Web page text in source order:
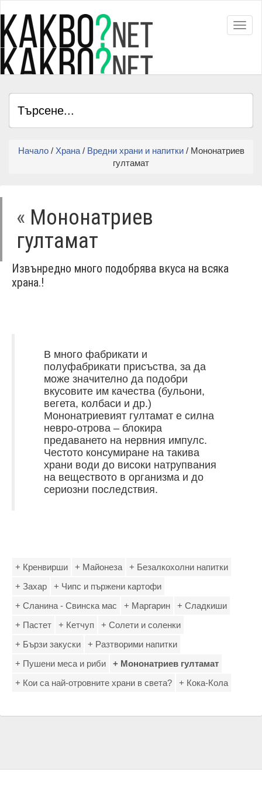
Начало/ Храна/ Вредни храни и напитки/ Мононатриев
гултамат
« Мононатриев
гултамат
Извънредно много подобрява вкуса на всяка
храна.!
В много фабрикати и
полуфабрикати присъства, за да
може значително да подобри
вкусовите им качества (бульони,
вегета, колбаси и др.)
Мононатриевият гултамат е силна
невро-отрова – блокира
предаването на нервния импулс.
Честото консумиране на такива
храни води до високи натрупвания
на веществото в организма и до
сериозни последствия.
+ Кренвирши + Майонеза
+ Безалкохолни напитки
+ Захар
+ Чипс и пържени картофи
+ Сланина - Свинска мас
+ Маргарин
+ Сладкиши
+ Пастет
+ Кетчуп
+ Солети и соленки
+ Бързи закуски
+ Разтворими напитки
+ Пушени меса и риби
+ Мононатриев гултамат
+ Кои са най-отровните храни в света?
+ Кока-Кола